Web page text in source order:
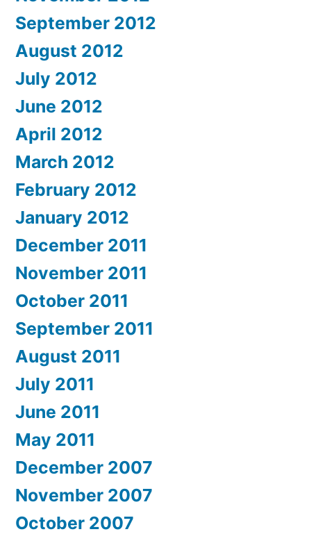
September 2012
August 2012
July 2012
June 2012
April 2012
March 2012
February 2012
January 2012
December 2011
November 2011
October 2011
September 2011
August 2011
July 2011
June 2011
May 2011
December 2007
November 2007
October 2007